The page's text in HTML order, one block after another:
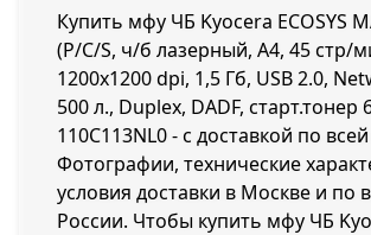
Купить мфу ЧБ Kyocera ECOSYS
(P/C/S, ч/б лазерный, A4, 45 стр/
1200x1200 dpi, 1,5 Гб, USB 2.0,
500 л., Duplex, DADF, старт.тонер
110C113NL0 - с доставкой по
Фотографии, технические
условия доставки в Москве и по
России. Чтобы купить мфу ЧБ